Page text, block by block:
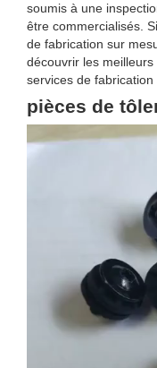
soumis à une
être commercialisés.
de fabrication sur
découvrir les
services de fabrication
pièces de